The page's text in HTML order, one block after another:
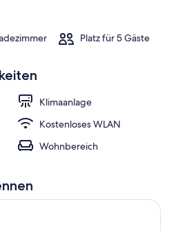
Platz für 5 Gäste
Klimaanlage
Kostenloses WLAN
Wohnbereich